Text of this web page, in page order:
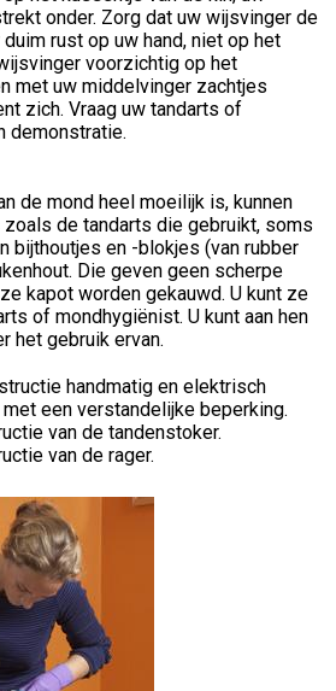
onder. Zorg dat uw wijsvinger de
rust op uw hand, niet op het
voorzichtig op het
met uw middelvinger zachtjes
zich. Vraag uw tandarts of
demonstratie.
de mond heel moeilijk is, kunnen
de tandarts die gebruikt, soms
bijthoutjes en -blokjes (van rubber
Die geven geen scherpe
kapot worden gekauwd. U kunt ze
of mondhygiënist. U kunt aan hen
het gebruik ervan.
handmatig en elektrisch
een verstandelijke beperking.
van de tandenstoker.
van de rager.